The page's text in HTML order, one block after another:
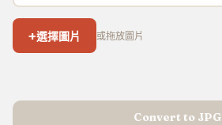
+選擇圖片 或拖放圖片
Convert to JPG